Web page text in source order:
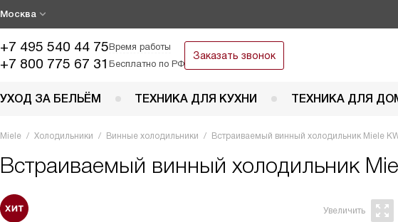
Москва
+7 495 540 44 75Время работы
+7 800 775 67 31 Бесплатно по РФ
Заказать звонок
УХОД ЗА БЕЛЬЁМ ТЕХНИКА ДЛЯ КУХНИ ТЕХНИКА ДЛЯ
Miele Холодильники Винные холодильники Встраиваемый винный холодильник Miele
Встраиваемый винный холодильник